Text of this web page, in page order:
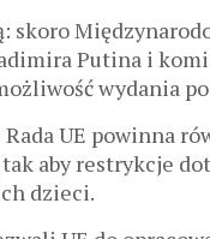
skoro
Putina i
wydania
Rada UE powinna
aby restrykcje
dzieci.